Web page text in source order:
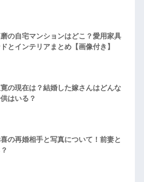
の自宅マンションはどこ？愛用家具
とインテリアまとめ【画像付き】
の現在は？結婚した嫁さんはどんな
はいる？
の再婚相手と写真について！前妻と